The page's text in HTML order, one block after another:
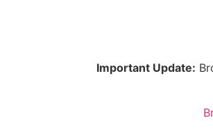
Important Update: